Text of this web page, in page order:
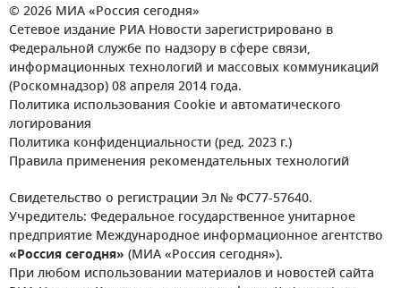
© 2026 МИА «Россия сегодня»
Сетевое издание РИА Новости зарегистрировано в
Федеральной службе по надзору в сфере связи,
информационных технологий и массовых коммуникаций
(Роскомнадзор) 08 апреля 2014 года.
Политика использования Cookie и автоматического
логирования
Политика конфиденциальности (ред. 2023 г.)
Правила применения рекомендательных технологий
Свидетельство о регистрации Эл № ФС77-57640.
Учредитель: Федеральное государственное унитарное
предприятие Международное информационное агентство
«Россия сегодня» (МИА «Россия сегодня»).
При любом использовании материалов и новостей сайта